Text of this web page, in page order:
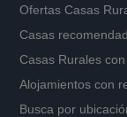
Ofertas Casas
Casas
Casas Rurales
Alojamientos con
Busca por